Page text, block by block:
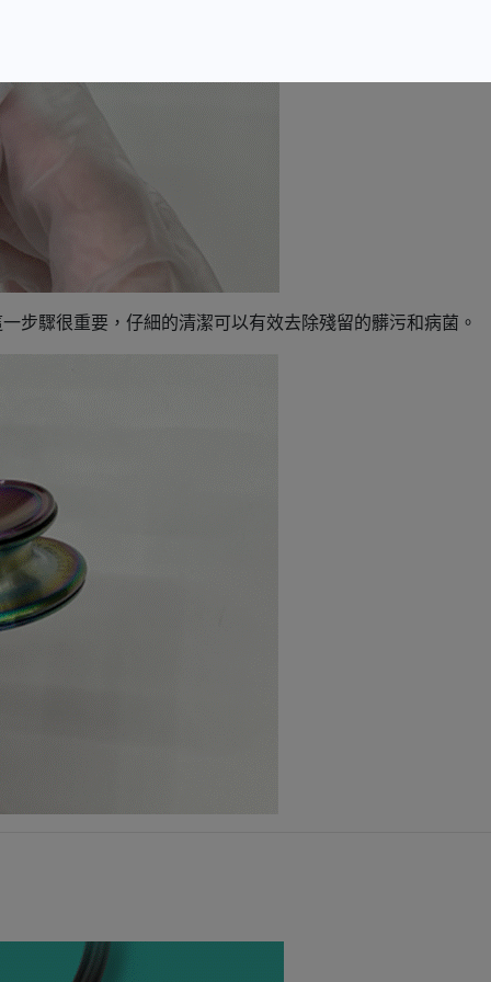
步驟很重要，仔細的清潔可以有效去除殘留的髒污和病菌。